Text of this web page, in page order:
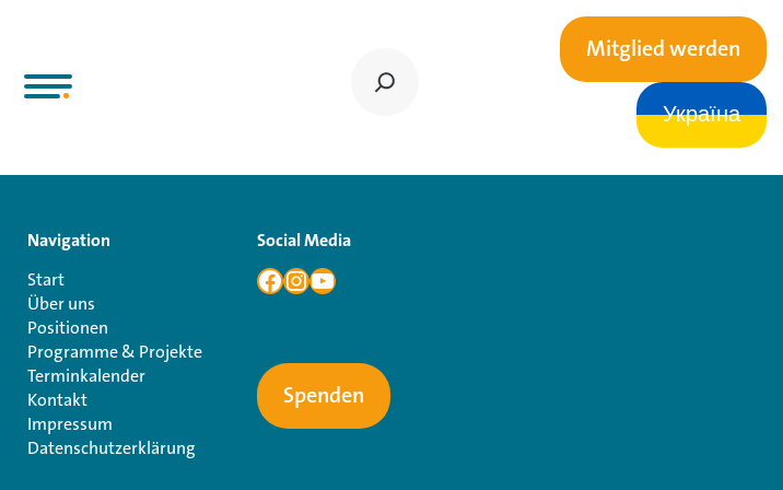
Mitglied werden
Україна
Navigation
Start
Über uns
Positionen
Programme & Projekte
Terminkalender
Kontakt
Impressum
Datenschutzerklärung
Social Media
Spenden